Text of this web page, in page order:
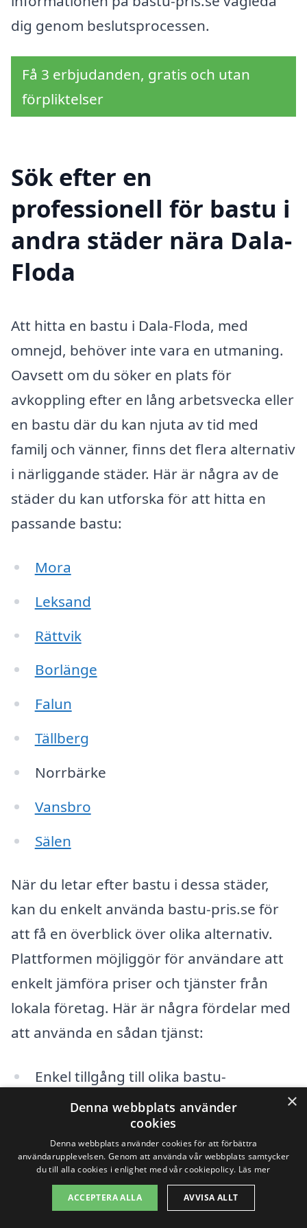
dig genom beslutsprocessen.
Få 3 erbjudanden, gratis och utan
förpliktelser
Sök efter en
professionell för bastu i
andra städer nära Dala-
Floda
Att hitta en bastu i Dala-Floda, med
omnejd, behöver inte vara en utmaning.
Oavsett om du söker en plats för
avkoppling efter en lång arbetsvecka eller
en bastu där du kan njuta av tid med
familj och vänner, finns det flera alternativ
i närliggande städer. Här är några av de
städer du kan utforska för att hitta en
passande bastu:
Mora
Leksand
Rättvik
Borlänge
Falun
Tällberg
Norrbärke
Vansbro
Sälen
När du letar efter bastu i dessa städer,
kan du enkelt använda bastu-pris.se för
att få en överblick över olika alternativ.
Plattformen möjliggör för användare att
enkelt jämföra priser och tjänster från
lokala företag. Här är några fördelar med
att använda en sådan tjänst:
Enkel tillgång till olika bastu-
leverantörer.
Jämför priser och erbjudanden enkelt.
Få professionell hjälp för att välja rätt
bastu.
×
Denna webbplats använder
cookies
Denna webbplats använder cookies för att förbättra
användarupplevelsen. Genom att använda vår webbplats samtycker
du till alla cookies i enlighet med vår cookiepolicy. Läs mer
ACCEPTERA ALLA AVVISA ALLT